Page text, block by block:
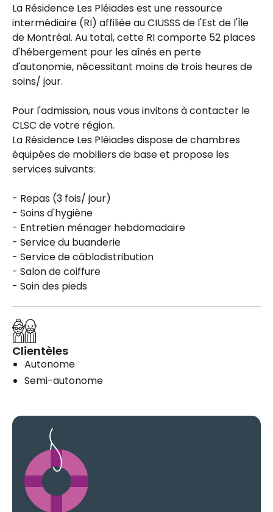
La Résidence Les Pléiades est une ressource
intermédiaire (RI) affiliée au CIUSSS de l'Est de l'Île
de Montréal. Au total, cette RI comporte 52 places
d'hébergement pour les aînés en perte
d'autonomie, nécessitant moins de trois heures de
soins/ jour.
Pour l'admission, nous vous invitons à contacter le
CLSC de votre région.
La Résidence Les Pléiades dispose de chambres
équipées de mobiliers de base et propose les
services suivants:
- Repas (3 fois/ jour)
- Soins d'hygiène
- Entretien ménager hebdomadaire
- Service du buanderie
- Service de câblodistribution
- Salon de coiffure
- Soin des pieds
Clientèles
Autonome
Semi-autonome